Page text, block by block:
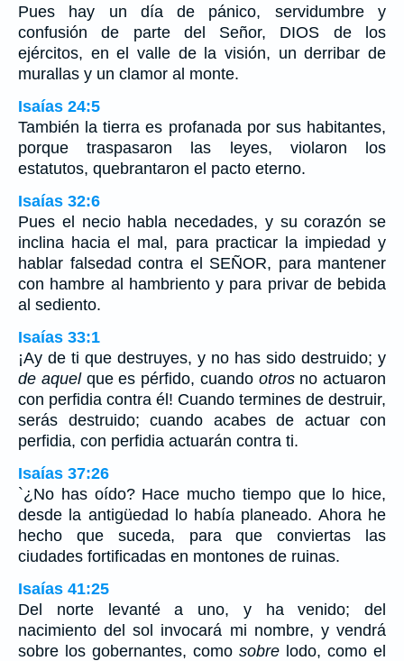
Pues hay un día de pánico, servidumbre y
confusión de parte del Señor, DIOS de los
ejércitos, en el valle de la visión, un derribar de
murallas y un clamor al monte.
Isaías 24:5
También la tierra es profanada por sus habitantes,
porque traspasaron las leyes, violaron los
estatutos, quebrantaron el pacto eterno.
Isaías 32:6
Pues el necio habla necedades, y su corazón se
inclina hacia el mal, para practicar la impiedad y
hablar falsedad contra el SEÑOR, para mantener
con hambre al hambriento y para privar de bebida
al sediento.
Isaías 33:1
¡Ay de ti que destruyes, y no has sido destruido; y
de aquelque es pérfido, cuando otrosno actuaron
con perfidia contra él! Cuando termines de destruir,
serás destruido; cuando acabes de actuar con
perfidia, con perfidia actuarán contra ti.
Isaías 37:26
`¿No has oído? Hace mucho tiempo que lo hice,
desde la antigüedad lo había planeado. Ahora he
hecho que suceda, para que conviertas las
ciudades fortificadas en montones de ruinas.
Isaías 41:25
Del norte levanté a uno, y ha venido; del
nacimiento del sol invocará mi nombre, y vendrá
sobre los gobernantes, como sobre lodo, como el